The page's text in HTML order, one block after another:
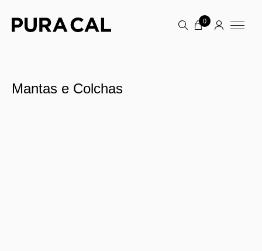
0
Mantas e Colchas